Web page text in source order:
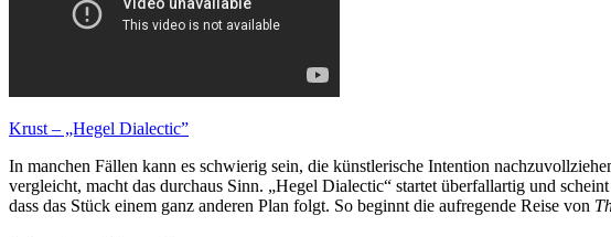
Krust – „Hegel Dialectic”
In manchen Fällen kann es schwierig sein, die künstlerische Intention
vergleicht, macht das durchaus Sinn. „Hegel Dialectic“ startet überfallartig und
dass das Stück einem ganz anderen Plan folgt. So beginnt die aufregende Reise von